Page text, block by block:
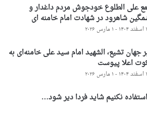
علی الطلوع خودجوش مردم داغدار و
شاهرود در شهادت امام خامنه ای
۲۰۲۶
جهان تشیع، الشهید امام سید علی خامنه‌ای به
اعلا پیوست
۲۰۲۶
نکنیم شاید فردا دیر شود…